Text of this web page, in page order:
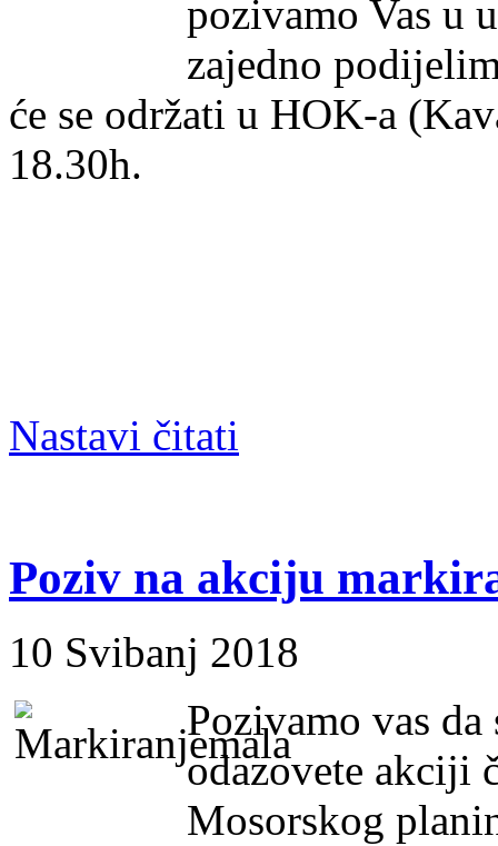
pozivamo Vas u
zajedno
će se održati u HOK-a
18.30h.
Nastavi čitati
Poziv na akciju
10 Svibanj 2018
Pozivamo vas
odazovete akciji
Mosorskog